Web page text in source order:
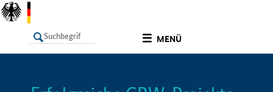
MENÜ